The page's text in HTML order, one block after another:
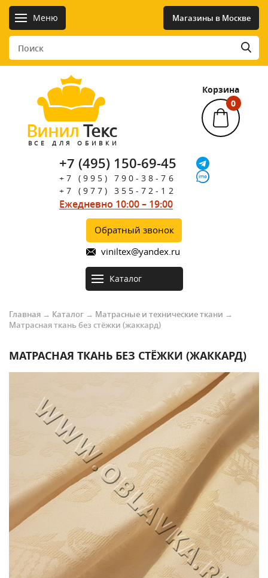
Меню Магазины в Москве
Винил Текс
ВСЕ ДЛЯ ОБИВКИ
+7 (495) 150-69-45
+7 (995) 790-38-76
+7 (977) 355-72-12
Ежедневно 10:00 – 19:00
Обратный звонок
viniltex@yandex.ru
Корзина
0
Каталог
Главная → Каталог → Матрасные и технические ткани →
Матрасная ткань без стёжки (жаккард)
МАТРАСНАЯ ТКАНЬ БЕЗ СТЁЖКИ (ЖАККАРД)